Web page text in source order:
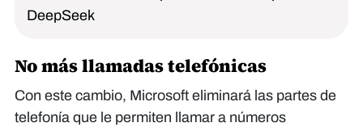
DeepSeek
No más llamadas telefónicas
Con este cambio, Microsoft eliminará las partes de
telefonía que le permiten llamar a números